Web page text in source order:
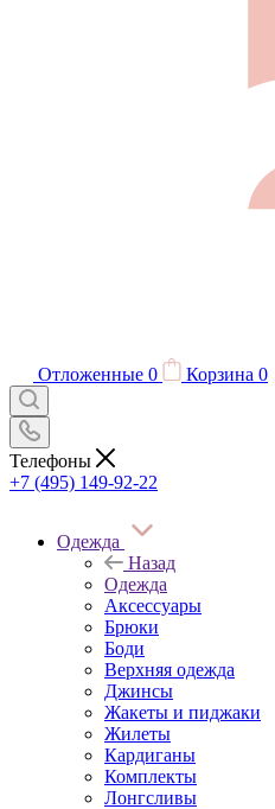
Отложенные 0 Корзина 0
Телефоны
+7 (495) 149-92-22
Одежда
Назад
Одежда
Аксессуары
Брюки
Боди
Верхняя одежда
Джинсы
Жакеты и пиджаки
Жилеты
Кардиганы
Комплекты
Лонгсливы